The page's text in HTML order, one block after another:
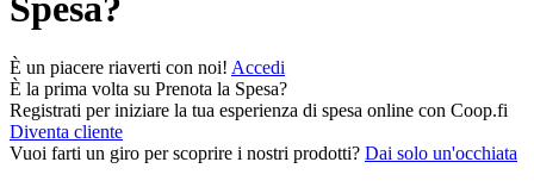
È un piacere riaverti con noi! Accedi
È la prima volta su Prenota la Spesa?
Registrati per iniziare la tua esperienza di spesa online con Coop.fi
Diventa cliente
Vuoi farti un giro per scoprire i nostri prodotti? Dai solo un'occhiata